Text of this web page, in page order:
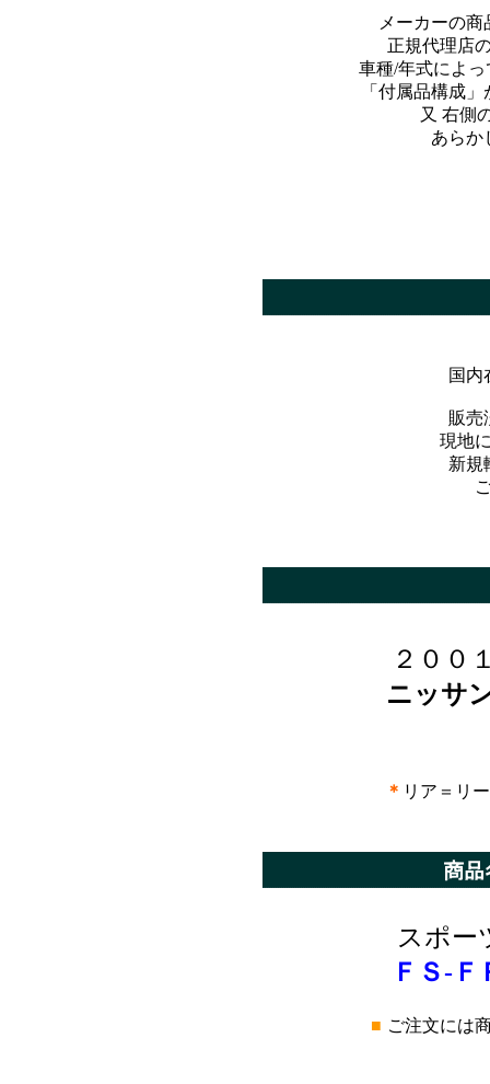
メーカーの
正規代理店
車種/年式によ
「付属品構成
又 右側
あらか
国内
販売
現地
新規
２００
ニッサ
＊ リア＝リ
スポー
ＦＳ-
■ ご注文には